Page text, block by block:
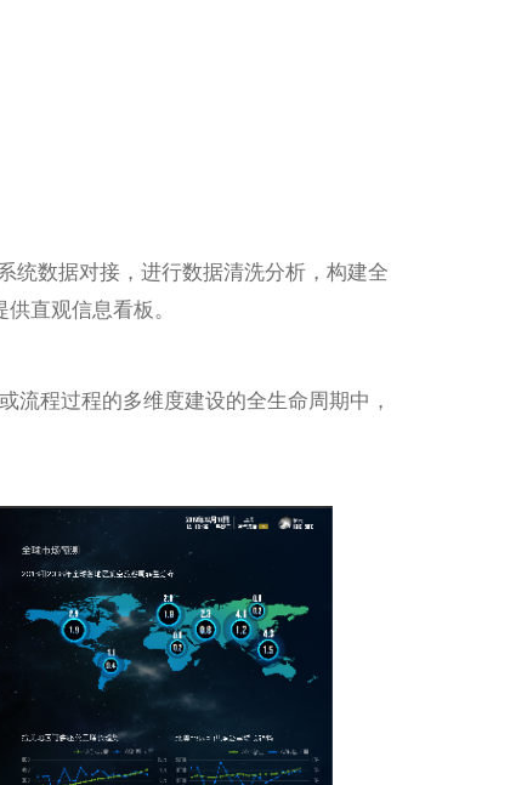
统数据对接，进行数据清洗分析，构建全
直观信息看板。
程过程的多维度建设的全生命周期中，